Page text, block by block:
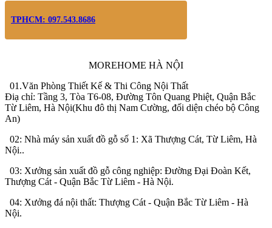
TPHCM: 097.543.8686
MOREHOME HÀ NỘI
01.Văn Phòng Thiết Kế & Thi Công Nội Thất
Điạ chỉ: Tầng 3, Tòa T6-08, Đường Tôn Quang Phiệt, Quận Bắc
Từ Liêm, Hà Nội(Khu đô thị Nam Cường, đối diện chéo bộ Công
An)
02: Nhà máy sản xuất đồ gỗ số 1: Xã Thượng Cát, Từ Liêm, Hà
Nội..
03: Xưởng sản xuất đồ gỗ công nghiệp: Đường Đại Đoàn Kết,
Thượng Cát - Quận Bắc Từ Liêm - Hà Nội.
04: Xưởng đá nội thất: Thượng Cát - Quận Bắc Từ Liêm - Hà
Nội.